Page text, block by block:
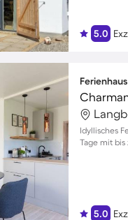
5.0
Idyllisches
Tage mit bis
5.0